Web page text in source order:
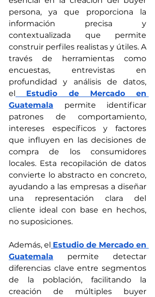
persona, ya que proporciona la
información precisa y
contextualizada que permite
construir perfiles realistas y útiles. A
través de herramientas como
encuestas, entrevistas en
profundidad y análisis de datos,
el
Estudio de Mercado en
Guatemala permite identificar
patrones de comportamiento,
intereses específicos y factores
que influyen en las decisiones de
compra de los consumidores
locales. Esta recopilación de datos
convierte lo abstracto en concreto,
ayudando a las empresas a diseñar
una representación clara del
cliente ideal con base en hechos,
no suposiciones.
Además, el Estudio de Mercado en
Guatemala permite detectar
diferencias clave entre segmentos
de la población, facilitando la
creación de múltiples buyer